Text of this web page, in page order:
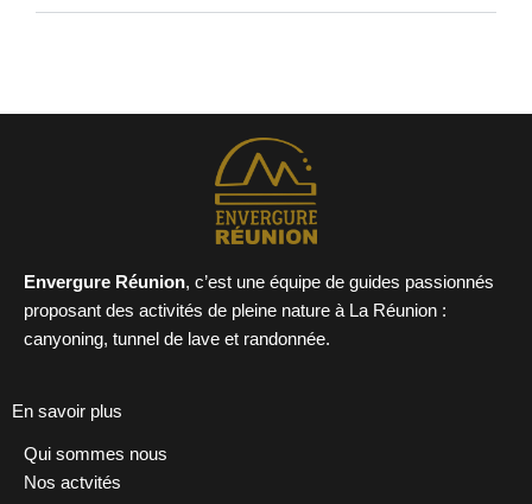
Envergure Réunion, c’est une équipe de guides passionnés
proposant des activités de pleine nature à La Réunion :
canyoning, tunnel de lave et randonnée.
En savoir plus
Qui sommes nous
Nos actvités